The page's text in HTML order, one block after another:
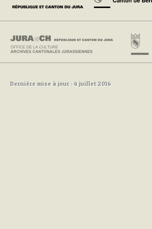
Dernière mise à jour : 4 juillet 2016